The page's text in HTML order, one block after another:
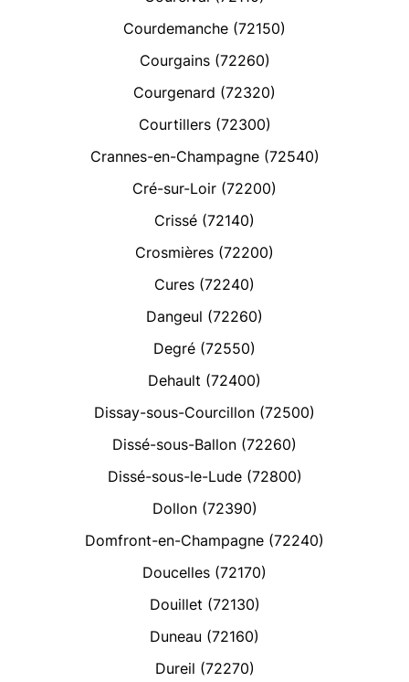
Courdemanche (72150)
Courgains (72260)
Courgenard (72320)
Courtillers (72300)
Crannes-en-Champagne (72540)
Cré-sur-Loir (72200)
Crissé (72140)
Crosmières (72200)
Cures (72240)
Dangeul (72260)
Degré (72550)
Dehault (72400)
Dissay-sous-Courcillon (72500)
Dissé-sous-Ballon (72260)
Dissé-sous-le-Lude (72800)
Dollon (72390)
Domfront-en-Champagne (72240)
Doucelles (72170)
Douillet (72130)
Duneau (72160)
Dureil (72270)